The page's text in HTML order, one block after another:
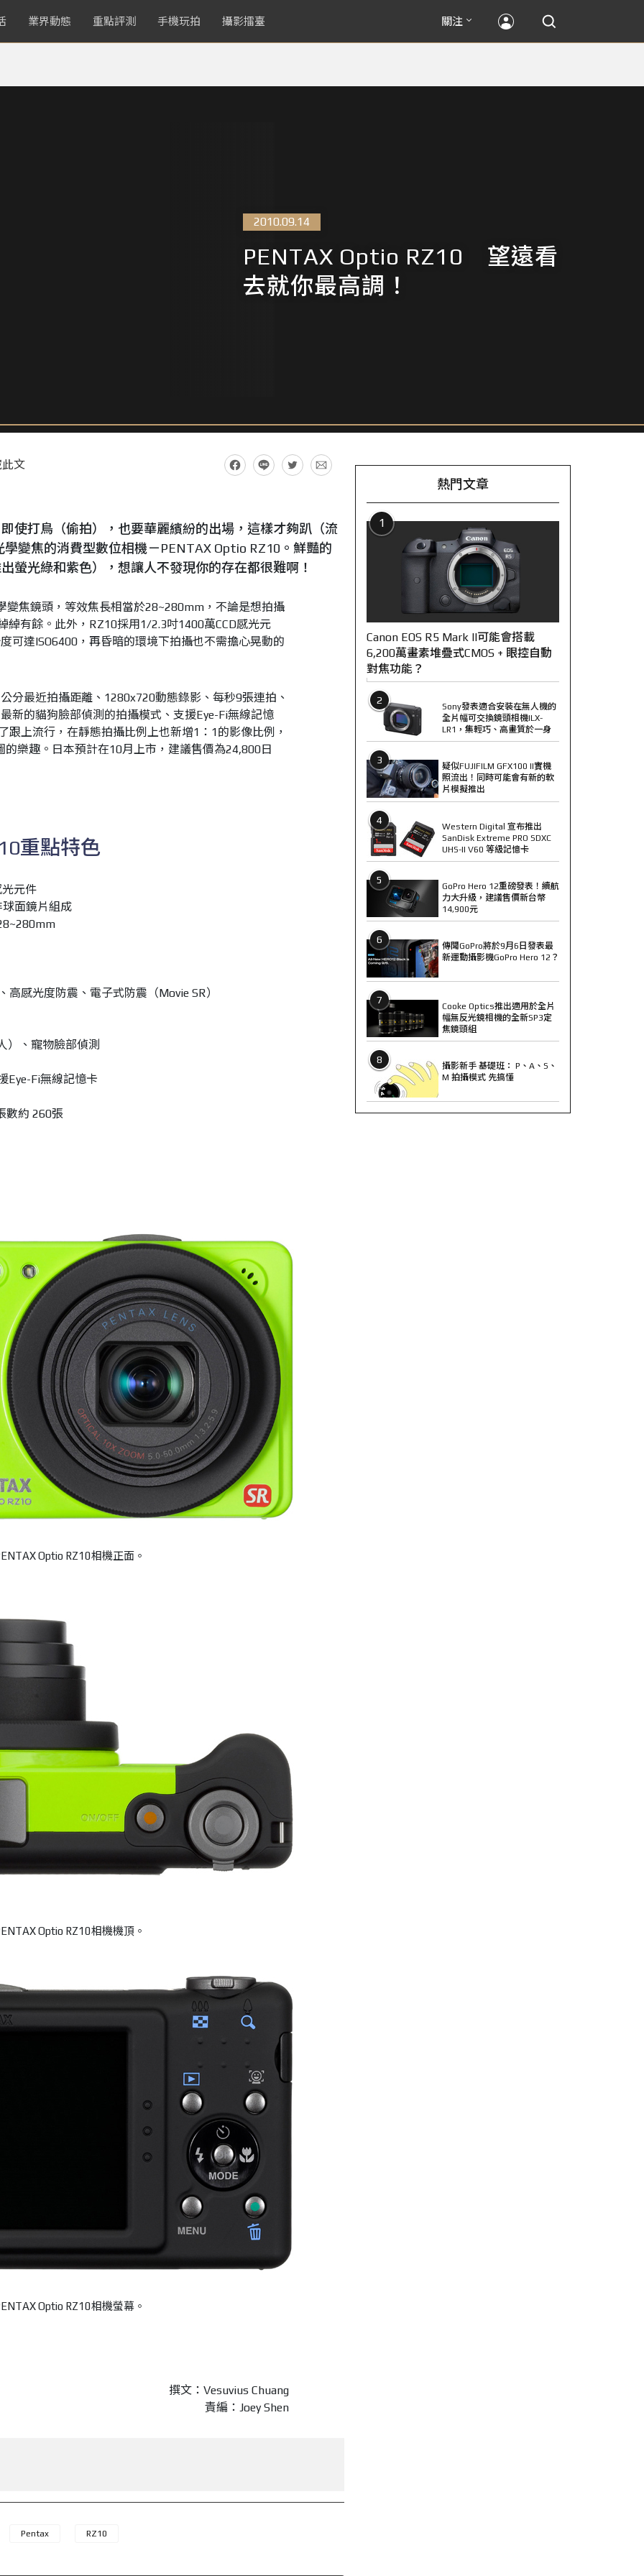
業界動態 重點評測 手機玩拍 攝影擂臺 關注
2010.09.14
PENTAX Optio RZ10 望遠看
去就你最高調！
文
使打鳥（偷拍），也要華麗繽紛的出場，這樣才夠趴（流
變焦的消費型數位相機－PENTAX Optio RZ10。鮮豔的
螢光綠和紫色），想讓人不發現你的存在都很難啊！
變焦鏡頭，等效焦長相當於28~280mm，不論是想拍攝
綽有餘。此外，RZ10採用1/2.3吋1400萬CCD感光元
可達ISO6400，再昏暗的環境下拍攝也不需擔心晃動的
分最近拍攝距離、1280x720動態錄影、每秒9張連拍、
新的貓狗臉部偵測的拍攝模式、支援Eye-Fi無線記憶
跟上流行，在靜態拍攝比例上也新增1：1的影像比例，
樂趣。日本預計在10月上市，建議售價為24,800日
重點特色
元件
面鏡片組成
高感光度防震、電子式防震（Movie SR）
）、寵物臉部偵測
Eye-Fi無線記憶卡
數約 260張
Optio RZ10相機正面。
Optio RZ10相機機頂。
Optio RZ10相機螢幕。
撰文：Vesuvius Chuang
責編：Joey Shen
Pentax RZ10
熱門文章
1
Canon EOS R5 Mark II可能會搭載
6,200萬畫素堆疊式CMOS + 眼控自動
對焦功能？
2
Sony發表適合安裝在無人機的
全片幅可交換鏡頭相機ILX-
LR1，集輕巧、高畫質於一身
3
疑似FUJIFILM GFX100 II實機
照流出！同時可能會有新的軟
片模擬推出
4
Western Digital 宣布推出
SanDisk Extreme PRO SDXC
UHS-II V60 等級記憶卡
5
GoPro Hero 12重磅發表！續航
力大升級，建議售價新台幣
14,900元
6
傳聞GoPro將於9月6日發表最
新運動攝影機GoPro Hero 12？
7
Cooke Optics推出適用於全片
幅無反光鏡相機的全新SP3定
焦鏡頭組
8
攝影新手 基礎班： P、A、S、
M 拍攝模式 先搞懂